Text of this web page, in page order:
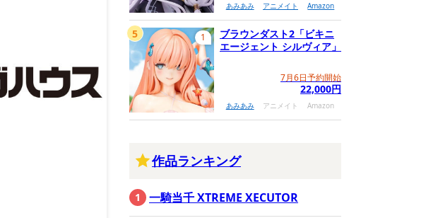
あみあみ アニメイト Amazon
ブラウンダスト2「ビキニ
エージェント シルヴィア」
7月6日予約開始
22,000円
あみあみ アニメイト Amazon
1
5
作品ランキング
一騎当千 XTREME XECUTOR